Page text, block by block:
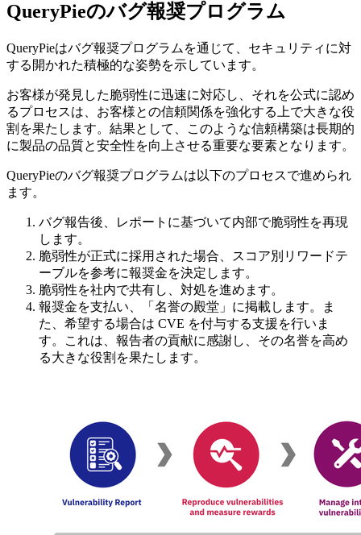
QueryPieのバグ報奨プログラム
QueryPieはバグ報奨プログラムを通じて、セキュリティに対
する開かれた積極的な姿勢を示しています。
お客様が発見した脆弱性に迅速に対応し、それを公式に認め
るプロセスは、お客様との信頼関係を強化する上で大きな役
割を果たします。結果として、このような信頼構築は長期的
に製品の品質と安全性を向上させる重要な要素となります。
QueryPieのバグ報奨プログラムは以下のプロセスで進められ
ます。
バグ報告後、レポートに基づいて内部で脆弱性を再現
します。
脆弱性が正式に採用された場合、スコア別リワードテ
ーブルを参考に報奨金を決定します。
脆弱性を社内で共有し、対処を進めます。
報奨金を支払い、「名誉の殿堂」に掲載します。ま
た、希望する場合は CVE を付与する支援を行いま
す。これは、報告者の貢献に感謝し、その名誉を高め
る大きな役割を果たします。